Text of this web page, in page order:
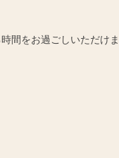
間をお過ごしいただけま